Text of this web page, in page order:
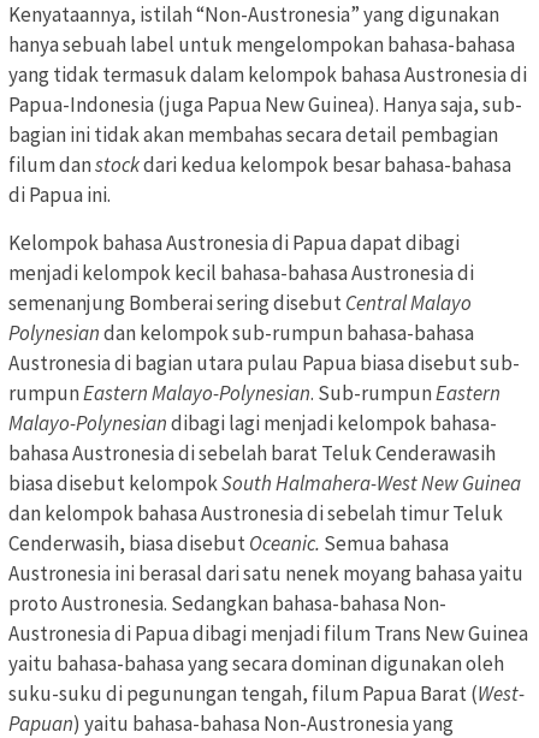
Kenyataannya, istilah “Non-Austronesia” yang digunakan
hanya sebuah label untuk mengelompokan bahasa-bahasa
yang tidak termasuk dalam kelompok bahasa Austronesia di
Papua-Indonesia (juga Papua New Guinea). Hanya saja, sub-
bagian ini tidak akan membahas secara detail pembagian
filum danstockdari kedua kelompok besar bahasa-bahasa
di Papua ini.
Kelompok bahasa Austronesia di Papua dapat dibagi
menjadi kelompok kecil bahasa-bahasa Austronesia di
semenanjung Bomberai sering disebutCentral Malayo
Polynesiandan kelompok sub-rumpun bahasa-bahasa
Austronesia di bagian utara pulau Papua biasa disebut sub-
rumpunEastern Malayo-Polynesian. Sub-rumpunEastern
Malayo-Polynesiandibagi lagi menjadi kelompok bahasa-
bahasa Austronesia di sebelah barat Teluk Cenderawasih
biasa disebut kelompokSouth Halmahera-West New Guinea
dan kelompok bahasa Austronesia di sebelah timur Teluk
Cenderwasih, biasa disebutOceanic. Semua bahasa
Austronesia ini berasal dari satu nenek moyang bahasa yaitu
proto Austronesia. Sedangkan bahasa-bahasa Non-
Austronesia di Papua dibagi menjadi filum Trans New Guinea
yaitu bahasa-bahasa yang secara dominan digunakan oleh
suku-suku di pegunungan tengah, filum Papua Barat (West-
Papuan) yaitu bahasa-bahasa Non-Austronesia yang